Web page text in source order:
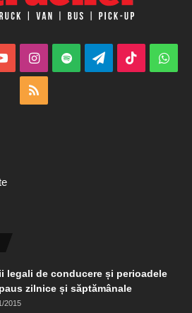
YouTubeInstagram
Spotify TelegramTikTok
legali de conducere și perioadele
zilnice și săptămânale
2015